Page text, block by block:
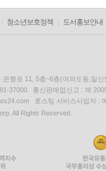
청소년보호정책 도서홍보안내
은행로 11, 5층~6층(여의도동,일신
37000 통신판매업신고 : 제
호스팅 서비스사업자 :
All Rights Reserved.